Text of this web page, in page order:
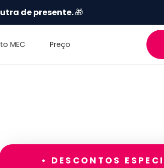
de presente.🎁
MEC Preço
• DESCONTOS